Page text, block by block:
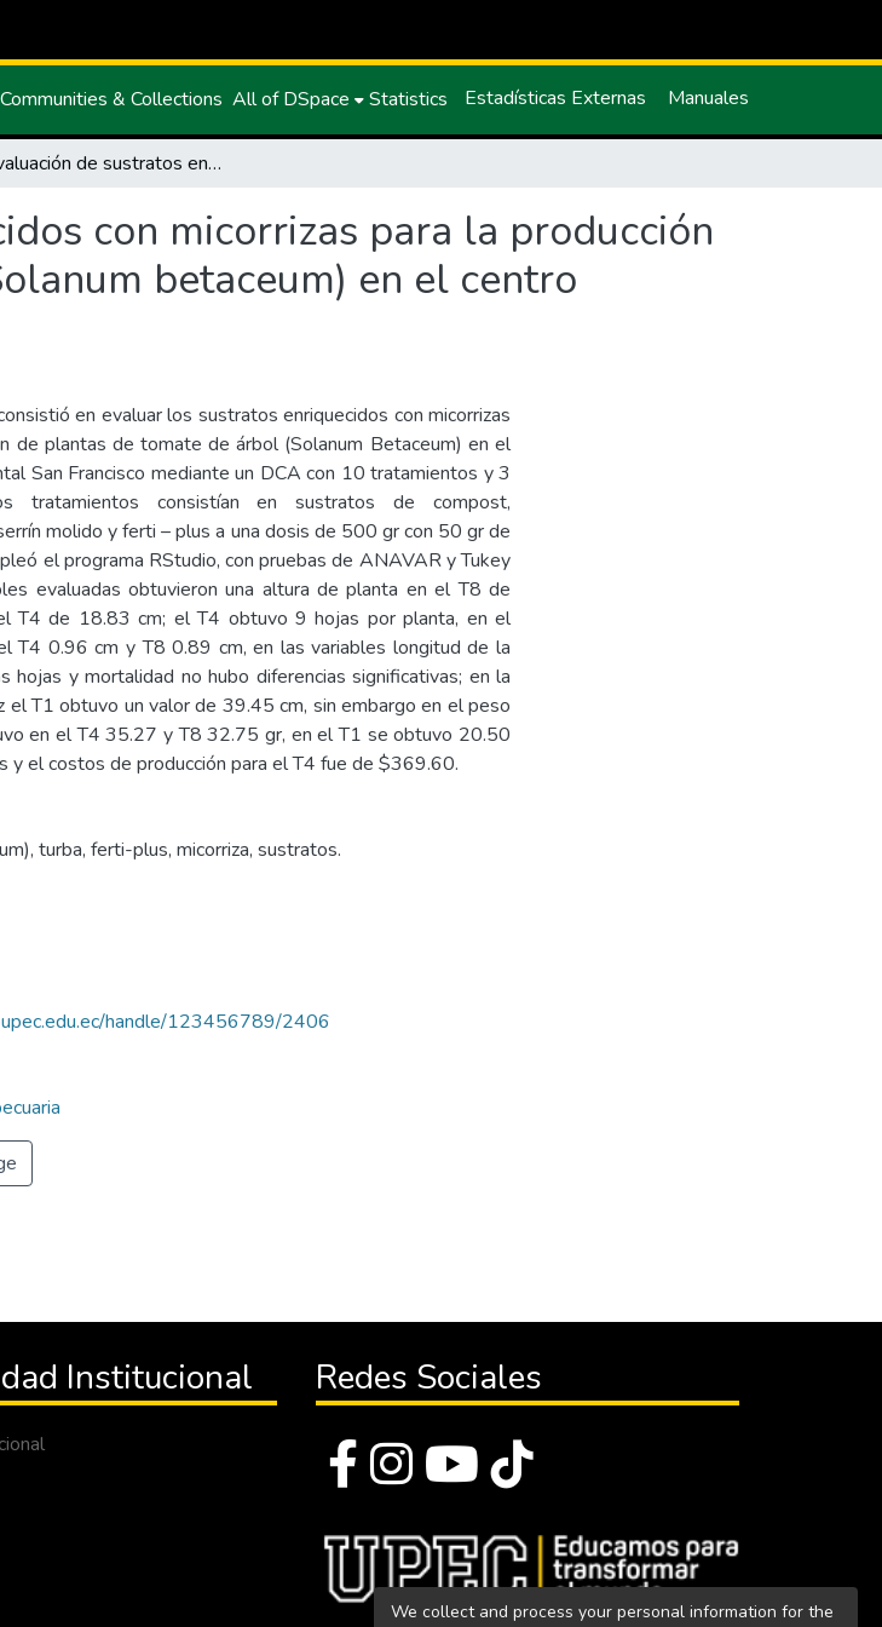
Communities & Collections All of DSpace Statistics Estadísticas Externas Manuales
Evaluación de sustratos enriquecidos con micorrizas para la producción de plantas de tomate de árbol (Solanum betaceum) en el centro experimental San Francisco
con micorrizas para la producción
betaceum) en el centro
en evaluar los sustratos enriquecidos con micorrizas
de plantas de tomate de árbol (Solanum Betaceum) en el
San Francisco mediante un DCA con 10 tratamientos y 3
tratamientos consistían en sustratos de compost,
molido y ferti – plus a una dosis de 500 gr con 50 gr de
el programa RStudio, con pruebas de ANAVAR y Tukey
evaluadas obtuvieron una altura de planta en el T8 de
T4 de 18.83 cm; el T4 obtuvo 9 hojas por planta, en el
T4 0.96 cm y T8 0.89 cm, en las variables longitud de la
hojas y mortalidad no hubo diferencias significativas; en la
el T1 obtuvo un valor de 39.45 cm, sin embargo en el peso
en el T4 35.27 y T8 32.75 gr, en el T1 se obtuvo 20.50
y el costos de producción para el T4 fue de $369.60.
turba, ferti-plus, micorriza, sustratos.
handle/123456789/2406
Institucional Redes Sociales
We collect and process your personal information for the